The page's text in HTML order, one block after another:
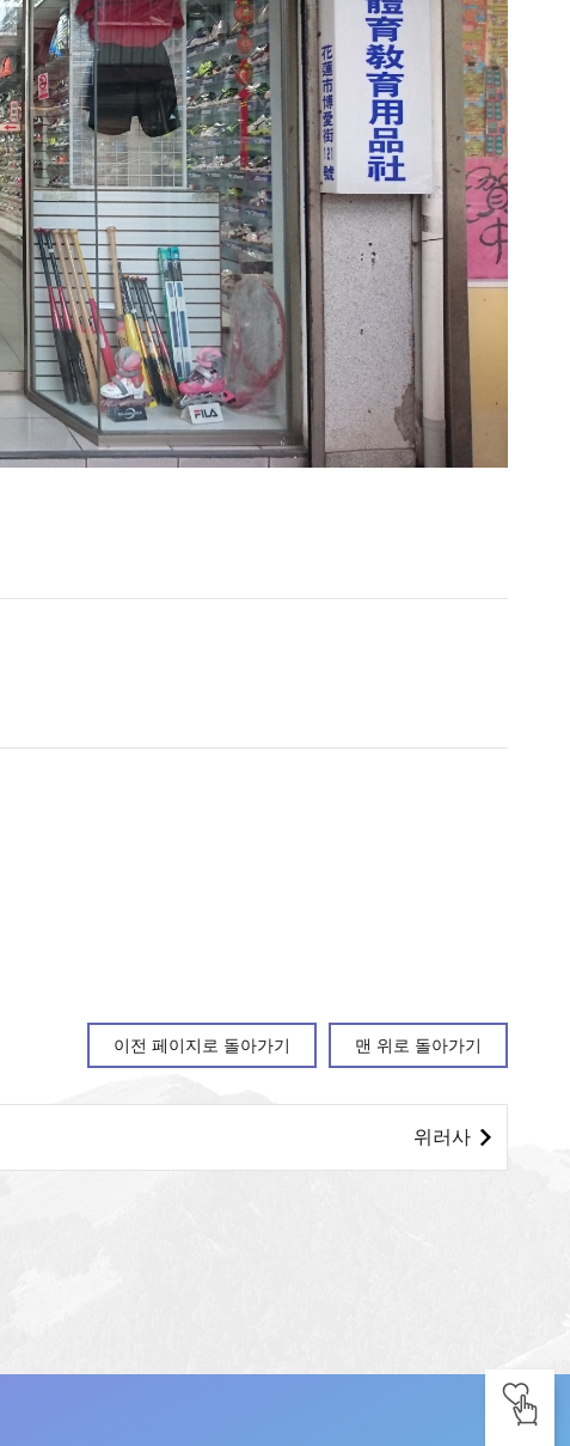
이전 페이지로 돌아가기 맨 위로 돌아가기
위러사